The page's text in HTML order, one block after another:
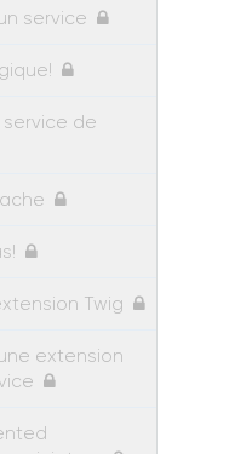
service
de
Twig
extension